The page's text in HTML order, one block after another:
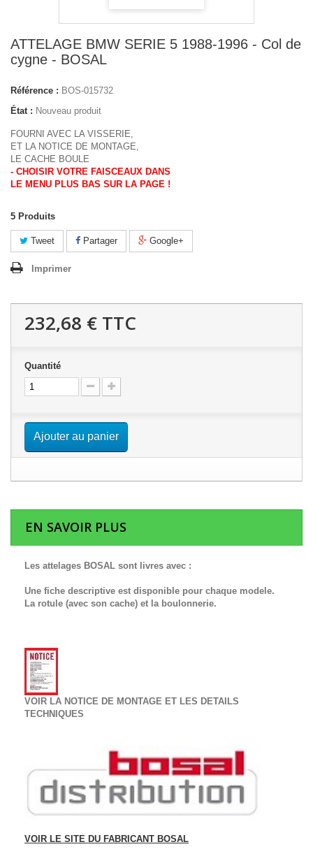
ATTELAGE BMW SERIE 5 1988-1996 - Col de
cygne - BOSAL
Référence : BOS-015732
État : Nouveau produit
FOURNI AVEC LA VISSERIE,
ET LA NOTICE DE MONTAGE,
LE CACHE BOULE
- CHOISIR VOTRE FAISCEAUX DANS
LE MENU PLUS BAS SUR LA PAGE !
5 Produits
Tweet Partager Google+
Imprimer
232,68 € TTC
Quantité
Ajouter au panier
EN SAVOIR PLUS
Les attelages BOSAL sont livres avec :
Une fiche descriptive est disponible pour chaque modele.
La rotule (avec son cache) et la boulonnerie.
VOIR LA NOTICE DE MONTAGE ET LES DETAILS
TECHNIQUES
VOIR LE SITE DU FABRICANT BOSAL